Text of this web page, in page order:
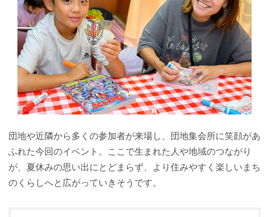
団地や近隣から多くの参加者が来場し、団地集会所に笑顔があ
ふれた今回のイベント。ここで生まれた人や地域のつながり
が、夏休みの思い出にとどまらず、より住みやすく楽しいまち
のくらしへと広がっていきそうです。